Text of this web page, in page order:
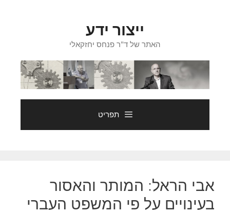
ייצור ידע
האתר של ד"ר פנחס יחזקאלי
תפריט
אבי הראל: המותר והאסור
בעינויים על פי המשפט העברי